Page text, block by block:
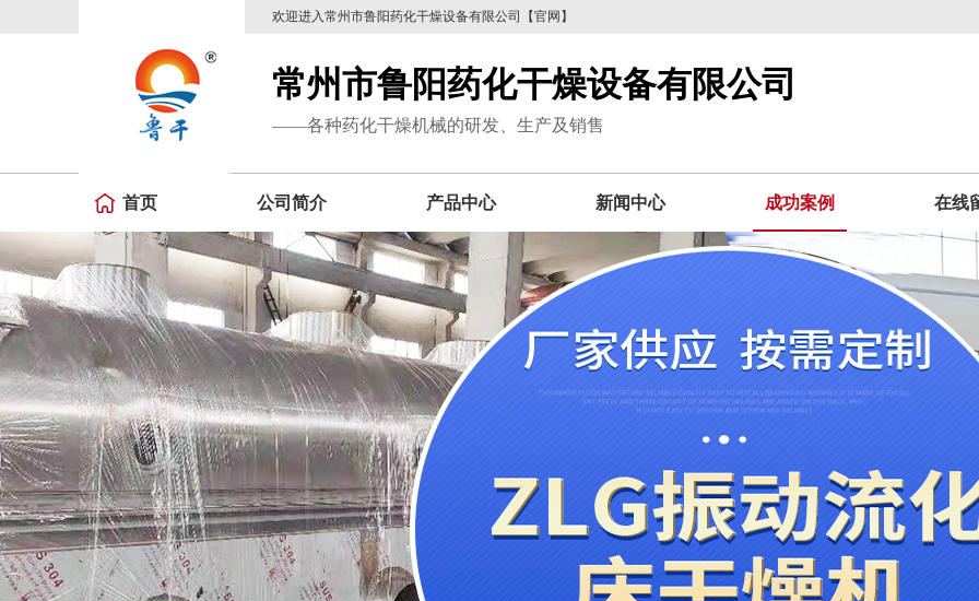
欢迎进入常州市鲁阳药化干燥设备有限公司【官网】
常州市鲁阳药化干燥设备有限公司
——各种药化干燥机械的研发、生产及销售
首页 公司简介 产品中心 新闻中心 成功案例 在线